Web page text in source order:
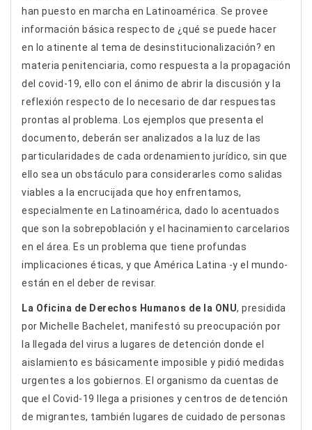
han puesto en marcha en Latinoamérica. Se provee
información básica respecto de ¿qué se puede hacer
en lo atinente al tema de desinstitucionalización? en
materia penitenciaria, como respuesta a la propagación
del covid-19, ello con el ánimo de abrir la discusión y la
reflexión respecto de lo necesario de dar respuestas
prontas al problema. Los ejemplos que presenta el
documento, deberán ser analizados a la luz de las
particularidades de cada ordenamiento jurídico, sin que
ello sea un obstáculo para considerarles como salidas
viables a la encrucijada que hoy enfrentamos,
especialmente en Latinoamérica, dado lo acentuados
que son la sobrepoblación y el hacinamiento carcelarios
en el área. Es un problema que tiene profundas
implicaciones éticas, y que América Latina -y el mundo-
están en el deber de revisar.
La Oficina de Derechos Humanos de la ONU, presidida
por Michelle Bachelet, manifestó su preocupación por
la llegada del virus a lugares de detención donde el
aislamiento es básicamente imposible y pidió medidas
urgentes a los gobiernos. El organismo da cuentas de
que el Covid-19 llega a prisiones y centros de detención
de migrantes, también lugares de cuidado de personas